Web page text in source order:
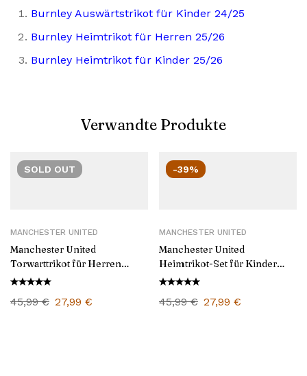
Burnley Auswärtstrikot für Kinder 24/25
Burnley Heimtrikot für Herren 25/26
Burnley Heimtrikot für Kinder 25/26
Verwandte Produkte
SOLD OUT
MANCHESTER UNITED
Manchester United
Torwarttrikot für Herren
2024/25
45,99€ 27,99 €
-39%
MANCHESTER UNITED
Manchester United
Heimtrikot-Set für Kinder
2024/25
45,99€ 27,99 €